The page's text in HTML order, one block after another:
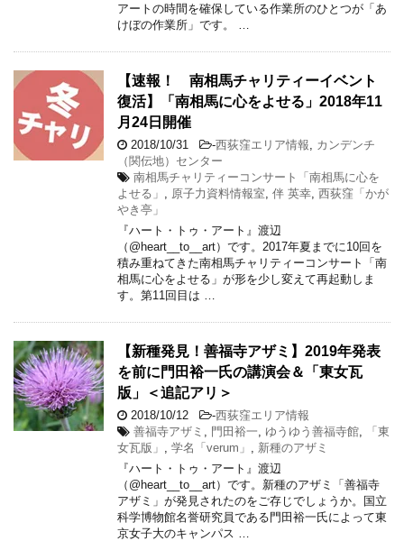
アートの時間を確保している作業所のひとつが「あ
けぼの作業所」です。 …
【速報！ 南相馬チャリティーイベント
復活】「南相馬に心をよせる」2018年11
月24日開催
2018/10/31 -西荻窪エリア情報
カンデンチ
（関伝地）センター
南相馬チャリティーコンサート「南相馬に心を
よせる」
原子力資料情報室 伴 英幸 西荻窪「かが
やき亭」
『ハート・トゥ・アート』渡辺
（@heart__to__art）です。2017年夏までに10回を
積み重ねてきた南相馬チャリティーコンサート「南
相馬に心をよせる」が形を少し変えて再起動しま
す。第11回目は …
【新種発見！善福寺アザミ】2019年発表
を前に門田裕一氏の講演会＆「東女瓦
版」＜追記アリ＞
2018/10/12 -西荻窪エリア情報
善福寺アザミ
門田裕一 ゆうゆう善福寺館
「東
女瓦版」
学名「verum」
新種のアザミ
『ハート・トゥ・アート』渡辺
（@heart__to__art）です。新種のアザミ「善福寺
アザミ」が発見されたのをご存じでしょうか。国立
科学博物館名誉研究員である門田裕一氏によって東
京女子大のキャンパス …